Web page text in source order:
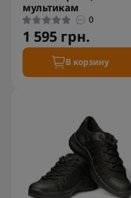
мультикам
0
1 595 грн.
В корзину